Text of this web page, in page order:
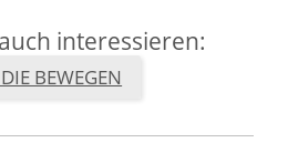
interessieren:
BEWEGEN